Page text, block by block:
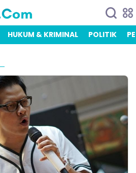
HUKUM & KRIMINAL POLITIK